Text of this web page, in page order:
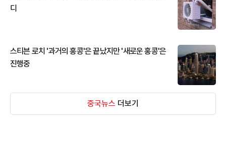
디
스티븐 로치 '과거의 홍콩'은 끝났지만 '새로운 홍콩'은
진행중
중국뉴스 더보기